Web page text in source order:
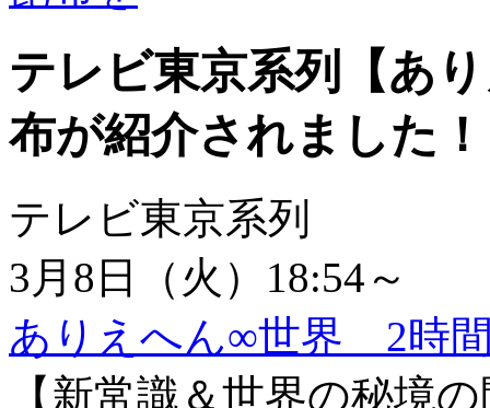
テレビ東京系列【あ
布が紹介されました！
テレビ東京系列
3月8日（火）18:54～
ありえへん∞世界 2時
【新常識＆世界の秘境